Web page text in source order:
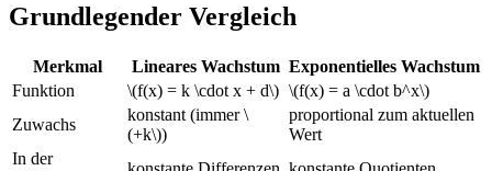
Grundlegender Vergleich
Merkmal Lineares Wachstum Exponentielles Wachstum
Funktion
\(f(x) = k \cdot x + d\) \(f(x) = a \cdot b^x\)
Zuwachs
konstant (immer \
(+k\))
proportional zum aktuellen
Wert
In der